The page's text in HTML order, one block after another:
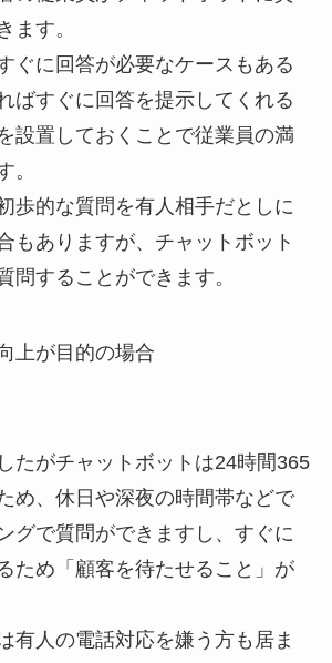
ます。
ぐに回答が必要なケースもある
ばすぐに回答を提示してくれる
設置しておくことで従業員の満
。
歩的な質問を有人相手だとしに
もありますが、チャットボット
問することができます。
上が目的の場合
たがチャットボットは24時間365
め、休日や深夜の時間帯などで
グで質問ができますし、すぐに
ため「顧客を待たせること」が
有人の電話対応を嫌う方も居ま